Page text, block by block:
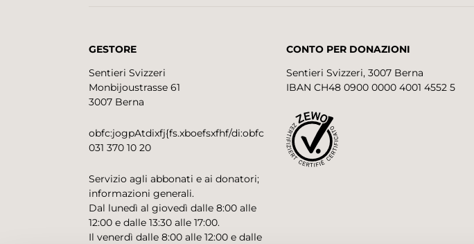
GESTORE
Sentieri Svizzeri
Monbijoustrasse 61
3007 Berna
obfc:jogpAtdixfj{fs.xboefsxfhf/di:obfc
031 370 10 20
Servizio agli abbonati e ai donatori;
informazioni generali.
Dal lunedì al giovedì dalle 8:00 alle
12:00 e dalle 13:30 alle 17:00.
Il venerdì dalle 8:00 alle 12:00 e dalle
CONTO PER DONAZIONI
Sentieri Svizzeri, 3007 Berna
IBAN CH48 0900 0000 4001 4552 5